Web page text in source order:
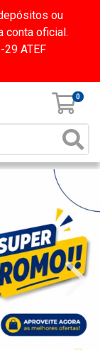
ou
conta oficial.
ATEF
0